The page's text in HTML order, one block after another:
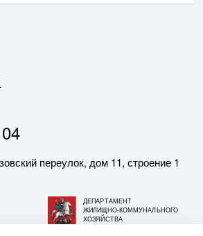
переулок, дом 11, строение 1
ДЕПАРТАМЕНТ
ЖИЛИЩНО-КОММУНАЛЬНОГО
ХОЗЯЙСТВА